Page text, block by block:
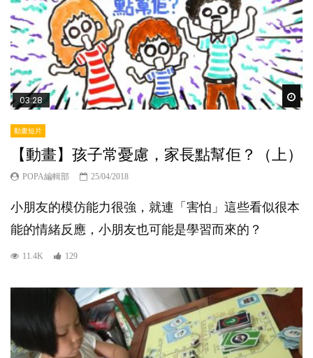
03:28
動畫短片
【動畫】孩子常憂慮，家長點幫佢？（上）
POPA編輯部 25/04/2018
小朋友的模仿能力很強，就連「害怕」這些看似很本
能的情緒反應，小朋友也可能是學習而來的？
11.4K 129